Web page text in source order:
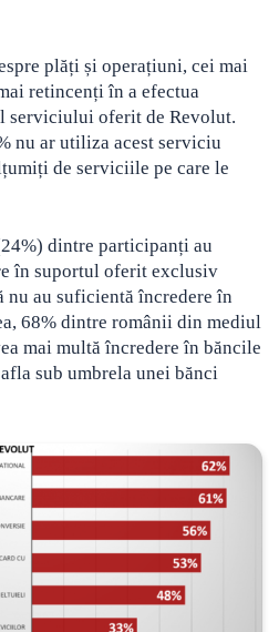
plăți și operațiuni, cei mai
retincenți în a efectua
serviciului oferit de Revolut.
nu ar utiliza acest serviciu
de serviciile pe care le
dintre participanți au
în suportul oferit exclusiv
nu au suficientă încredere în
68% dintre românii din mediul
mai multă încredere în băncile
sub umbrela unei bănci